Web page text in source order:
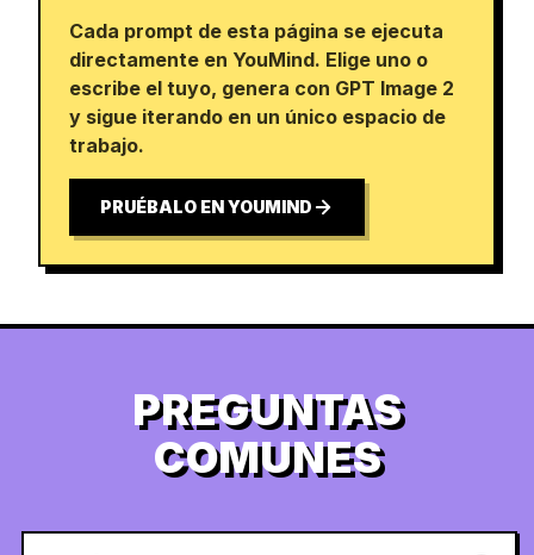
Cada prompt de esta página se ejecuta
directamente en YouMind. Elige uno o
escribe el tuyo, genera con GPT Image 2
y sigue iterando en un único espacio de
trabajo.
PRUÉBALO EN YOUMIND
PREGUNTAS
COMUNES